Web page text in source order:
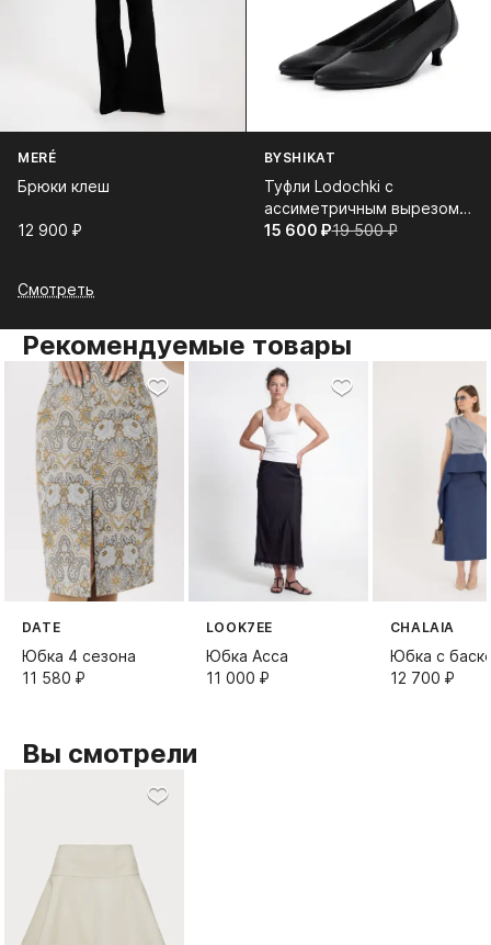
MERÉ
Брюки клеш
12 900⁠ ⁠₽
BYSHIKAT
Туфли Lodochki с
ассиметричным вырезом
кожаные
15 600⁠ ⁠₽19 500⁠ ⁠₽
Смотреть
Рекомендуемые товары
DATE
Юбка 4 сезона
11 580⁠ ⁠₽
LOOK7EE
Юбка Асса
11 000⁠ ⁠₽
CHALAIA
Юбка с
12 700⁠ ⁠₽
Вы смотрели